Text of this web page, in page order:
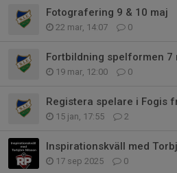
Fotografering 9 & 10 maj
22 mar, 14:07 0
Fortbildning spelformen 7
19 mar, 12:00 0
Registera spelare i Fogis
15 jan, 17:55 2
Inspirationskväll med
17 sep 2025 0